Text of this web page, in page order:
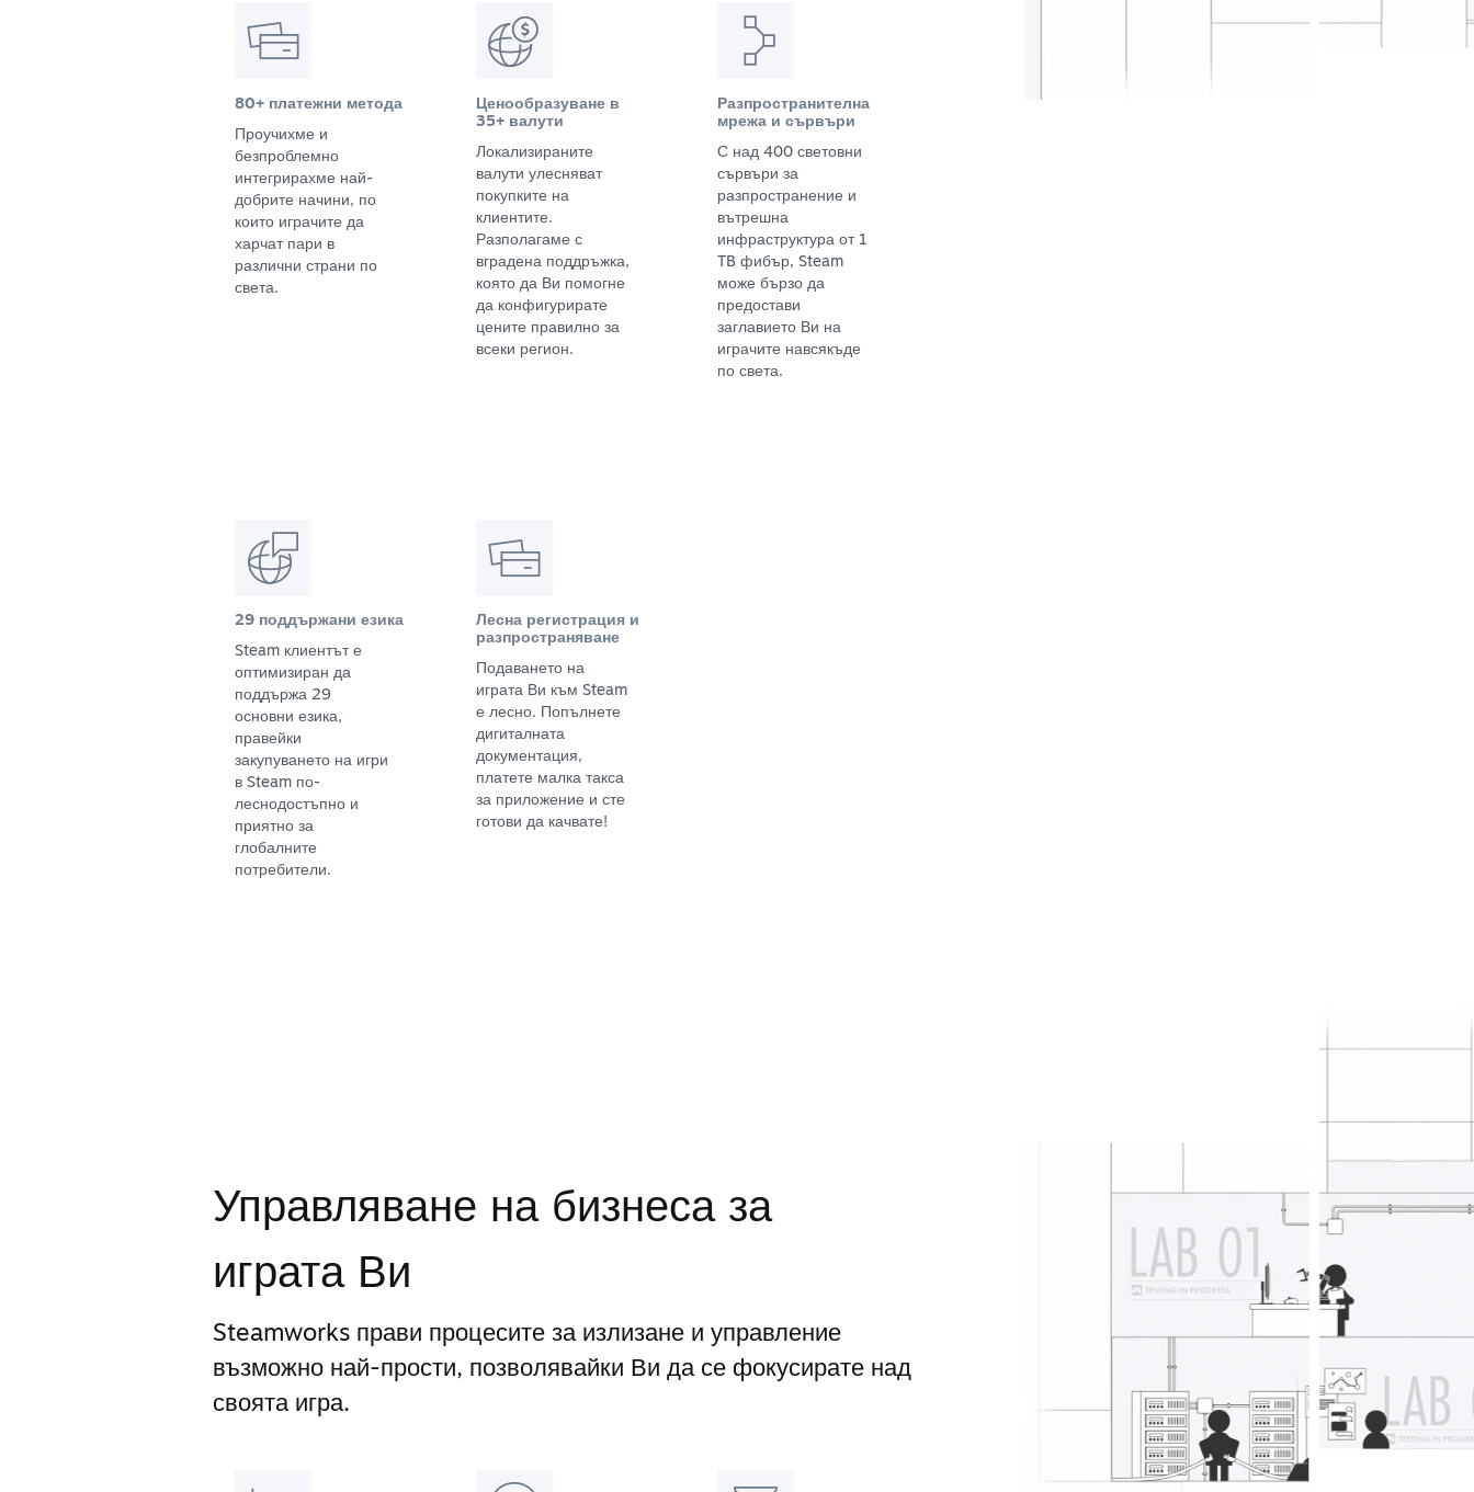
80+ платежни метода
Проучихме и
безпроблемно
интегрирахме най-
добрите начини, по
които играчите да
харчат пари в
различни страни по
света.
Ценообразуване в
35+ валути
Локализираните
валути улесняват
покупките на
клиентите.
Разполагаме с
вградена поддръжка,
която да Ви помогне
да конфигурирате
цените правилно за
всеки регион.
Разпространителна
мрежа и сървъри
С над 400 световни
сървъри за
разпространение и
вътрешна
инфраструктура от 1
TB фибър, Steam
може бързо да
предостави
заглавието Ви на
играчите навсякъде
по света.
29 поддържани езика
Steam клиентът е
оптимизиран да
поддържа 29
основни езика,
правейки
закупуването на игри
в Steam по-
леснодостъпно и
приятно за
глобалните
потребители.
Лесна регистрация и
разпространяване
Подаването на
играта Ви към Steam
е лесно. Попълнете
дигиталната
документация,
платете малка такса
за приложение и сте
готови да качвате!
Управляване на бизнеса за
играта Ви
Steamworks прави процесите за излизане и управление
възможно най-прости, позволявайки Ви да се фокусирате над
своята игра.